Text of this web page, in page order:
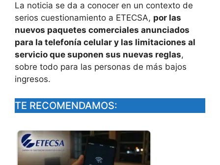
La noticia se da a conocer en un contexto de
serios cuestionamiento a ETECSA, por las
nuevos paquetes comerciales anunciados
para la telefonía celular y las limitaciones al
servicio que suponen sus nuevas reglas,
sobre todo para las personas de más bajos
ingresos.
TE RECOMENDAMOS: